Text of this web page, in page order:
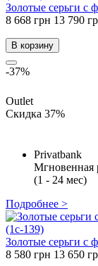
Золотые серьги с
8 668 грн 13 790
В корзину
-37%
Outlet
Скидка 37%
Privatbank
Мгновенная
(1 - 24 мес)
Подробнее >
Золотые серьги с
8 580 грн 13 650